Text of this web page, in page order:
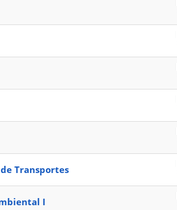
Transportes
I